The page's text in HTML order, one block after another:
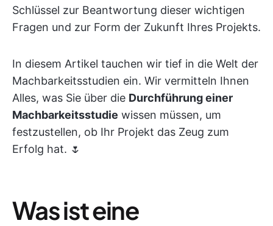
Schlüssel zur Beantwortung dieser wichtigen
Fragen und zur Form der Zukunft Ihres Projekts.
In diesem Artikel tauchen wir tief in die Welt der
Machbarkeitsstudien ein. Wir vermitteln Ihnen
Alles, was Sie über die Durchführung einer
Machbarkeitsstudie wissen müssen, um
festzustellen, ob Ihr Projekt das Zeug zum
Erfolg hat. 🌷
Was ist eine